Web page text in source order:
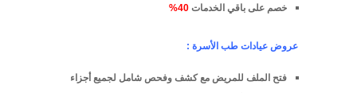
خصم على باقي الخدمات 40%
عروض عيادات طب الأسرة :
فتح الملف للمريض مع كشف وفحص شامل لجميع أجزاء